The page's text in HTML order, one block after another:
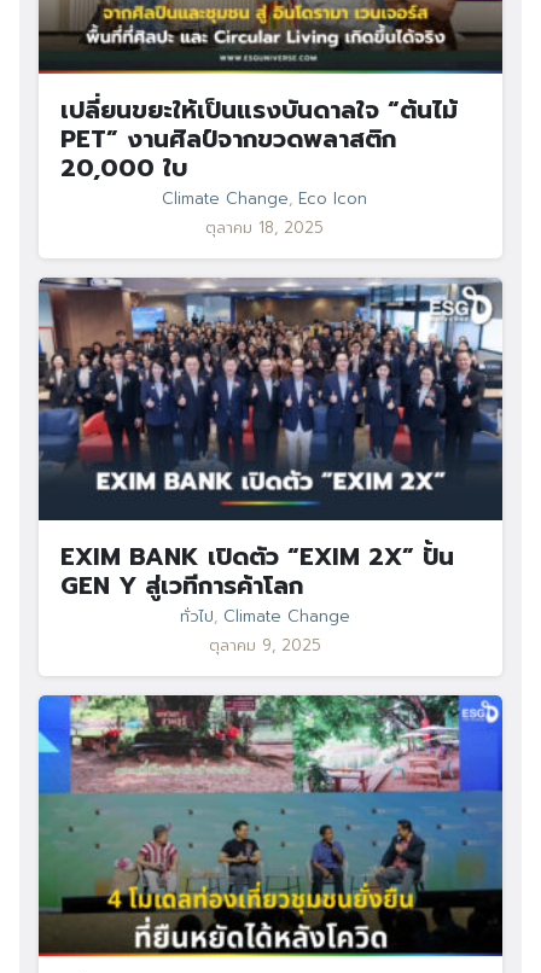
เปลี่ยนขยะให้เป็นแรงบันดาลใจ “ต้นไม้
PET” งานศิลป์จากขวดพลาสติก
20,000 ใบ
Climate Change, Eco Icon
ตุลาคม 18, 2025
EXIM BANK เปิดตัว “EXIM 2X” ปั้น
GEN Y สู่เวทีการค้าโลก
ทั่วไป, Climate Change
ตุลาคม 9, 2025